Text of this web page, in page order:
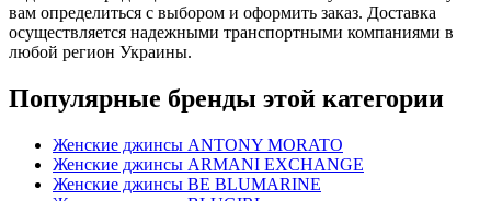
вам определиться с выбором и оформить заказ. Доставка
осуществляется надежными транспортными компаниями в
любой регион Украины.
Популярные бренды этой категории
Женские джинсы ANTONY MORATO
Женские джинсы ARMANI EXCHANGE
Женские джинсы BE BLUMARINE